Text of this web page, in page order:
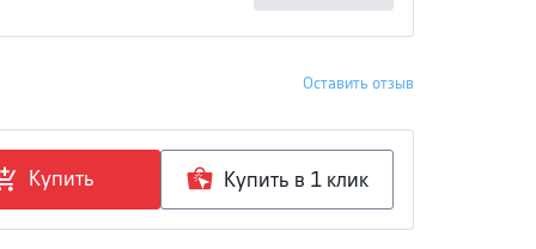
Оставить отзыв
Купить Купить в 1 клик